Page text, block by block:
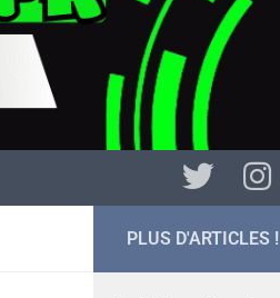
PLUS D'ARTICLES !